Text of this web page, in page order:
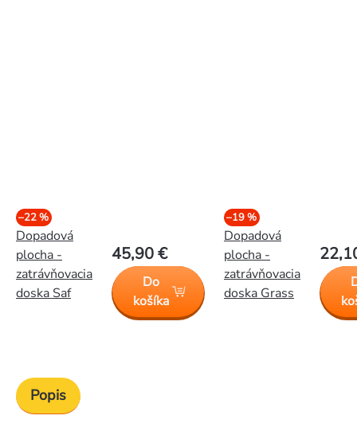
–22 %
Dopadová
plocha -
zatrávňovacia
doska Saf
45,90 €
Do
košíka
–19 %
Dopadová
plocha -
zatrávňovacia
doska Grass
Popis